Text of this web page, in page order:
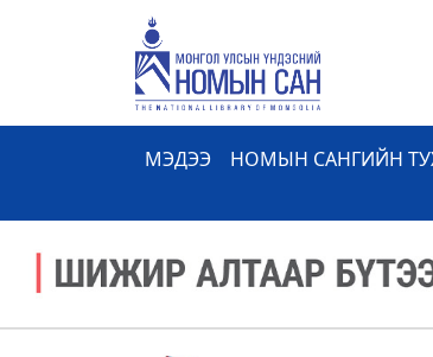
МЭДЭЭ НОМЫН САНГИЙН